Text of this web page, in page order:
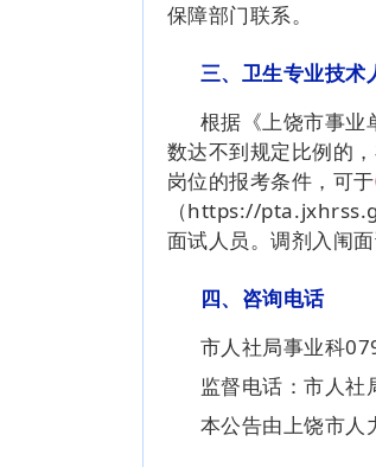
保障部门联系。
三、卫生专业技术
根据《上饶市事业
数达不到规定比例的
岗位的报考条件，可于
（https://
面试人员。调剂入闱
四、咨询电话
市人社局事业科
监督电话：市人
本公告由上饶市人